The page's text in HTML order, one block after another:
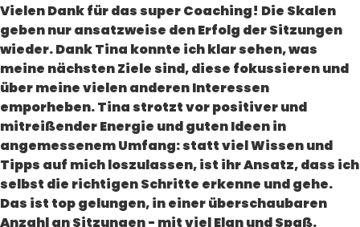
Vielen Dank für das super Coaching! Die Skalen
geben nur ansatzweise den Erfolg der Sitzungen
wieder. Dank Tina konnte ich klar sehen, was
meine nächsten Ziele sind, diese fokussieren und
über meine vielen anderen Interessen
emporheben. Tina strotzt vor positiver und
mitreißender Energie und guten Ideen in
angemessenem Umfang: statt viel Wissen und
Tipps auf mich loszulassen, ist ihr Ansatz, dass ich
selbst die richtigen Schritte erkenne und gehe.
Das ist top gelungen, in einer überschaubaren
Anzahl an Sitzungen - mit viel Elan und Spaß.